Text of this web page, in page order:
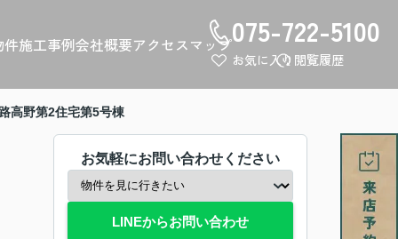
施工事例会社概要アクセスマップ075-722-5100
お気に入り 閲覧履歴
高野第2住宅第5号棟
お気軽にお問い合わせください
LINEからお問い合わせ